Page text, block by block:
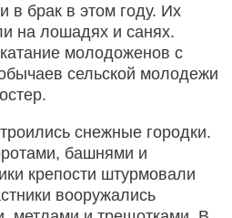
в брак в этом году. Их
на лошадях и санях.
молодоженов с
сельской молодежи
снежные городки.
башнями и
крепости штурмовали
вооружались